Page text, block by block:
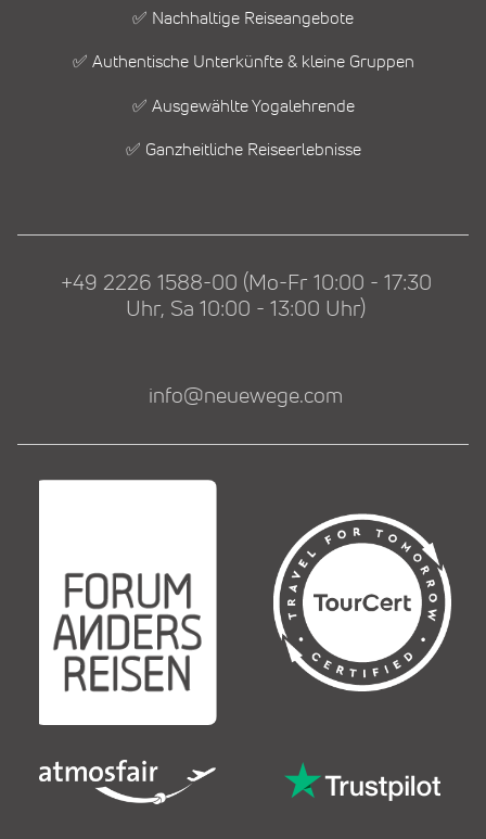
✅ Nachhaltige Reiseangebote
✅ Authentische Unterkünfte & kleine Gruppen
✅ Ausgewählte Yogalehrende
✅ Ganzheitliche Reiseerlebnisse
+49 2226 1588-00 (Mo-Fr 10:00 - 17:30
Uhr, Sa 10:00 - 13:00 Uhr)
info@neuewege.com